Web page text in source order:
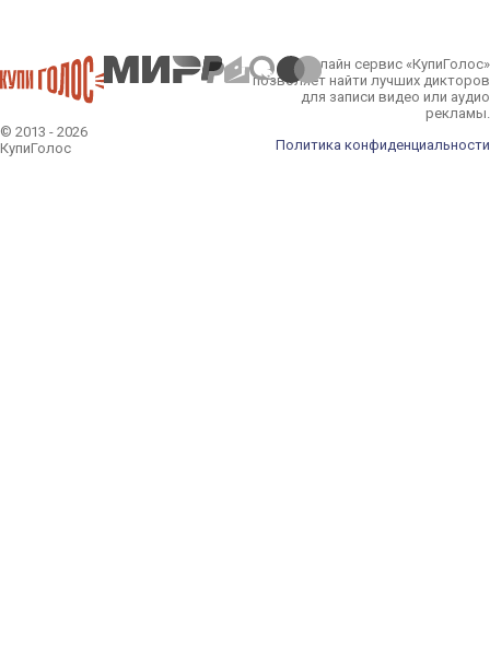
© 2013 - 2026
КупиГолос
Онлайн сервис «КупиГолос»
позволяет найти лучших дикторов
для записи видео или аудио
рекламы.
Политика конфиденциальности